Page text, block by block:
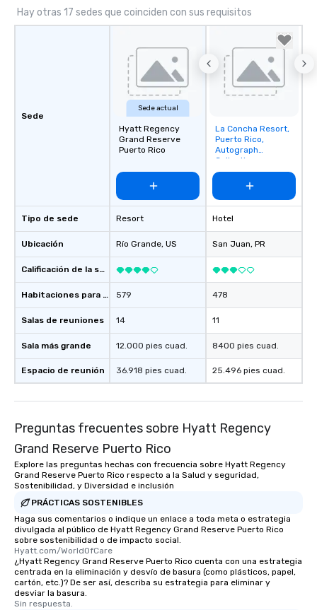
Hay otras 17 sedes que coinciden con sus requisitos
Sede
Tipo de sede
Ubicación
Calificación de la sede
Habitaciones para huéspedes
Salas de reuniones
Sala más grande
Espacio de reunión
Sede actual
Hyatt Regency
Grand Reserve
Puerto Rico
Resort
Río Grande, US
579
14
12.000 pies cuad.
36.918 pies cuad.
Removed from
favorites
La Concha Resort,
Puerto Rico,
Autograph
Collection
Hotel
San Juan, PR
478
11
8400 pies cuad.
25.496 pies cuad.
Preguntas frecuentes sobre Hyatt Regency
Grand Reserve Puerto Rico
Explore las preguntas hechas con frecuencia sobre Hyatt Regency
Grand Reserve Puerto Rico respecto a la Salud y seguridad,
Sostenibilidad, y Diversidad e inclusión
PRÁCTICAS SOSTENIBLES
Haga sus comentarios o indique un enlace a toda meta o estrategia
divulgada al público de Hyatt Regency Grand Reserve Puerto Rico
sobre sostenibilidad o de impacto social.
Hyatt.com/WorldOfCare
¿Hyatt Regency Grand Reserve Puerto Rico cuenta con una estrategia
centrada en la eliminación y desvío de basura (como plásticos, papel,
cartón, etc.)? De ser así, describa su estrategia para eliminar y
desviar la basura.
Sin respuesta.